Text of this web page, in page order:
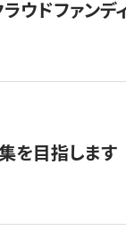
ドファンデ
を目指します